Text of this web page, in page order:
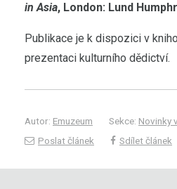
in Asia, London: Lund
Publikace je k dispozici v
prezentaci kulturního dědictví.
Autor: Emuzeum Sekce: Novinky
Poslat článek
Sdílet článek